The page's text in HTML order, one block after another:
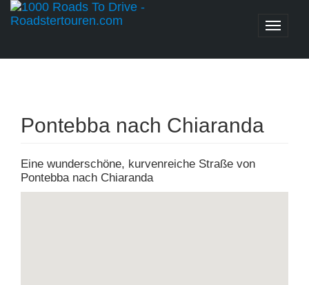
Toggle
Pontebba nach Chiaranda
Eine wunderschöne, kurvenreiche Straße von
Pontebba nach Chiaranda